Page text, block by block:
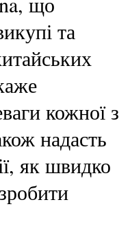
та
кожної з
надасть
як швидко